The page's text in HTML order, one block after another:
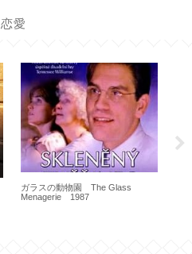
恋愛
ガラスの動物園 The Glass
Menagerie 1987